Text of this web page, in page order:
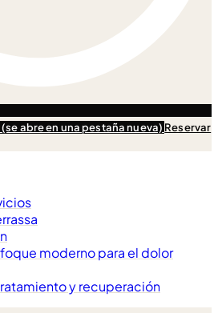
abre en una pestaña nueva) Reservar
moderno para el dolor
y recuperación